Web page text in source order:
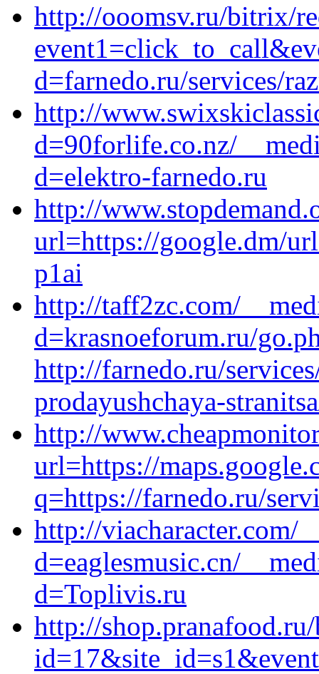
http://ooomsv.ru/bitrix/
d=farnedo.ru/services/
http://
d=90forlife.co.nz/
d=elektro-farnedo.ru
http://
url=https://google.dm/
p1ai
http://taff2zc.com/
d=krasnoeforum.ru/
http://farnedo.ru/
prodayushchaya-
http://
url=https://
q=https://farnedo.ru/
http://viacharacter.com/
d=eaglesmusic.cn/
d=Toplivis.ru
http://